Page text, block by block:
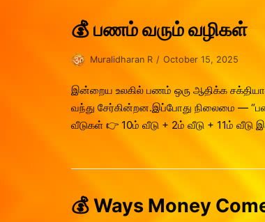
💰 பணம் வரும் வழிகள்
Muralidharan R October 15, 2025
இன்றைய உலகில் பணம் ஒரு ஆதிக்க
வந்து சேர்கின்றன.இப்போது நிலைமை —
வீடுகள் 👉 10ம் வீடு + 2ம் வீடு + 11ம்
💰 Ways Money